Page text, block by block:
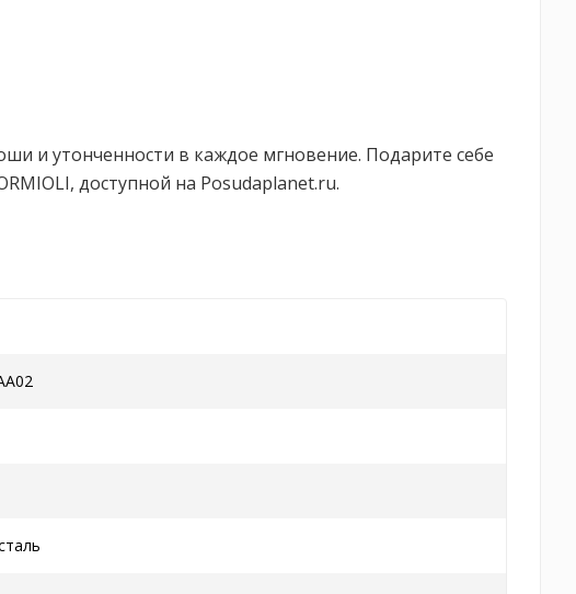
и утонченности в каждое мгновение. Подарите себе
доступной на Posudaplanet.ru.